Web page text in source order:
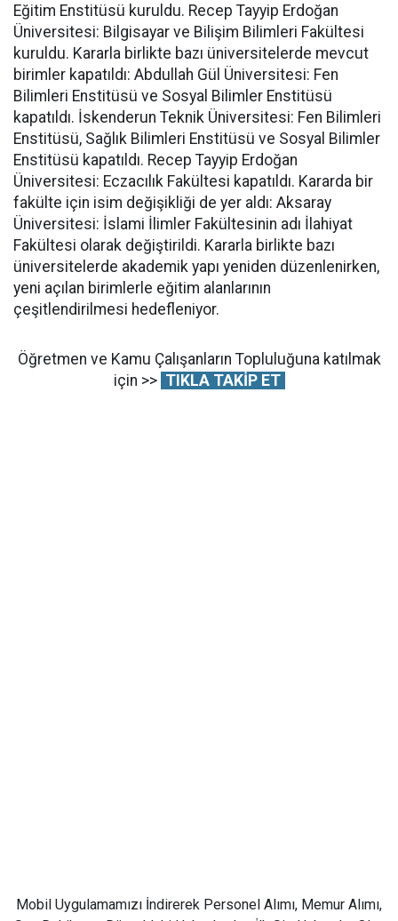
Eğitim Enstitüsü kuruldu. Recep Tayyip Erdoğan
Üniversitesi: Bilgisayar ve Bilişim Bilimleri Fakültesi
kuruldu. Kararla birlikte bazı üniversitelerde mevcut
birimler kapatıldı: Abdullah Gül Üniversitesi: Fen
Bilimleri Enstitüsü ve Sosyal Bilimler Enstitüsü
kapatıldı. İskenderun Teknik Üniversitesi: Fen Bilimleri
Enstitüsü, Sağlık Bilimleri Enstitüsü ve Sosyal Bilimler
Enstitüsü kapatıldı. Recep Tayyip Erdoğan
Üniversitesi: Eczacılık Fakültesi kapatıldı. Kararda bir
fakülte için isim değişikliği de yer aldı: Aksaray
Üniversitesi: İslami İlimler Fakültesinin adı İlahiyat
Fakültesi olarak değiştirildi. Kararla birlikte bazı
üniversitelerde akademik yapı yeniden düzenlenirken,
yeni açılan birimlerle eğitim alanlarının
çeşitlendirilmesi hedefleniyor.
Öğretmen ve Kamu Çalışanların Topluluğuna katılmak
için >> TIKLA TAKİP ET
Mobil Uygulamamızı İndirerek Personel Alımı, Memur Alımı,